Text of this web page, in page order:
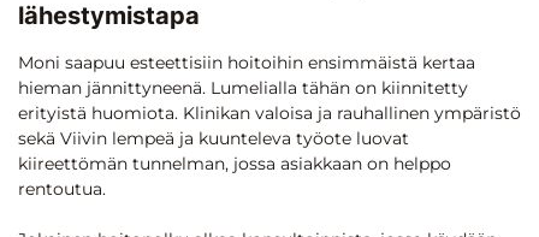
lähestymistapa
Moni saapuu esteettisiin hoitoihin ensimmäistä kertaa
hieman jännittyneenä. Lumelialla tähän on kiinnitetty
erityistä huomiota. Klinikan valoisa ja rauhallinen ympäristö
sekä Viivin lempeä ja kuunteleva työote luovat
kiireettömän tunnelman, jossa asiakkaan on helppo
rentoutua.